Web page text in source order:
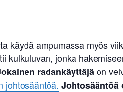
käydä ampumassa myös
kulkuluvan, jonka
radankäyttäjäon
johtosääntöä. Johtosääntöä